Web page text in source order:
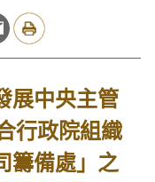
展中央主管
行政院組織
籌備處」之